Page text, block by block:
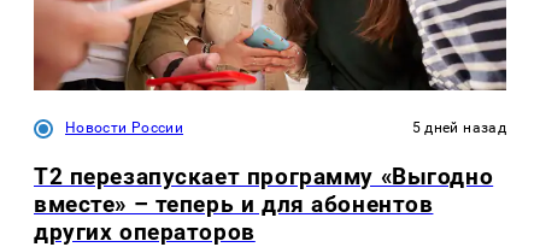
Новости России 5 дней назад
Т2 перезапускает программу «Выгодно
вместе» – теперь и для абонентов
других операторов